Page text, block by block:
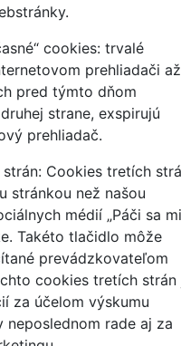
cookies: trvalé
prehliadači až
pred týmto dňom
strane, exspirujú
prehliadač.
Cookies tretích
stránkou než našou
médií „Páči sa mi
Takéto tlačidlo môže
prevádzkovateľom
cookies tretích strán
za účelom výskumu
rade aj za